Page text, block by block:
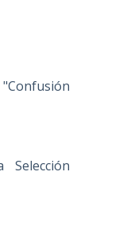
"Confusión